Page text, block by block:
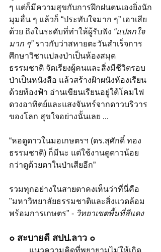
ๆ แต่ก็มีความสุขกับการฝึกฝนตนเองยิ่งนัก
มุมอื่น ๆ แล้วก็ “ประทับใจมาก ๆ” เอาเสีย
ด้วย ถึงในระดับที่ทำให้ผู้รับฟัง “แปลกใจ
มาก ๆ” ราวกับว่าสหายตะวันสำเร็จการ
ศึกษาวิชาแปลงป่าเป็นห้องสมุด
ธรรมชาติ จัดเรียงผู้คนและสิ่งมีชีวิตรอบ
ป่าเป็นหนังสือ แล้วสร้างฝ้าผนังห้องเรียน
ด้วยท้องฟ้า อ่านเขียนเรียนอยู่ใต้โคมไฟ
ดวงอาทิตย์และแสงจันทร์จากดาวบริวาร
ของโลก สุขใจอย่างนั้นเลย ...
“หอดูดาวในมอเกษตรฯ (ดร.สุศักดิ์ ทอง
ธรรมชาติ) ก็มีนะ แต่ใช้งานดูดาวน้อย
กว่าดูด้วยตาในป่าเสียอีก”
รวมทุกอย่างในสายตาคงเห็นว่าที่นี่คือ
"มหาวิทยาลัยธรรมชาติและสิ่งแวดล้อม
พร้อมการเกษตร" - วิทยาเขตพื้นที่สีแดง
๐ สะบายดี สปป.ลาว​ ๐